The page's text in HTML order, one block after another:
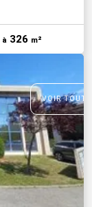
à 326 m²
VOIR